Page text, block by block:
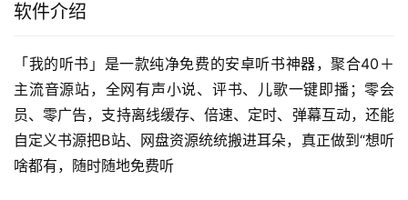
软件介绍
「我的听书」是一款纯净免费的安卓听书神器，聚合40＋
主流音源站，全网有声小说、评书、儿歌一键即播；零会
员、零广告，支持离线缓存、倍速、定时、弹幕互动，还能
自定义书源把B站、网盘资源统统搬进耳朵，真正做到“想听
啥都有，随时随地免费听